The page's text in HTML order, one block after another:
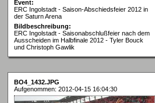
Event:
ERC Ingolstadt - Saison-Abschiedsfeier 2012 in
der Saturn Arena
Bildbeschreibung:
ERC Ingolstadt - Saisonabschlußfeier nach dem
Ausscheiden im Halbfinale 2012 - Tyler Bouck
und Christoph Gawlik
BO4_1432.JPG
Aufgenommen: 2012-04-15 16:04:30